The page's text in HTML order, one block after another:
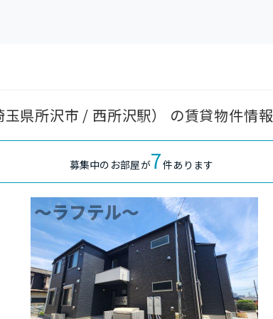
県所沢市 / 西所沢駅） の賃貸物件情報
募集中のお部屋が7件あります